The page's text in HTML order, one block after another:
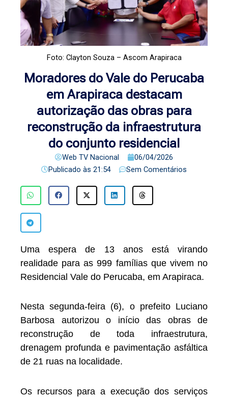
Foto: Clayton Souza – Ascom Arapiraca
Moradores do Vale do Perucaba
em Arapiraca destacam
autorização das obras para
reconstrução da infraestrutura
do conjunto residencial
Web TV Nacional
06/04/2026
Publicado às 21:54 Sem Comentários
Uma espera de 13 anos está virando
realidade para as 999 famílias que vivem no
Residencial Vale do Perucaba, em Arapiraca.
Nesta segunda-feira (6), o prefeito Luciano
Barbosa autorizou o início das obras de
reconstrução de toda infraestrutura,
drenagem profunda e pavimentação asfáltica
de 21 ruas na localidade.
Os recursos para a execução dos serviços